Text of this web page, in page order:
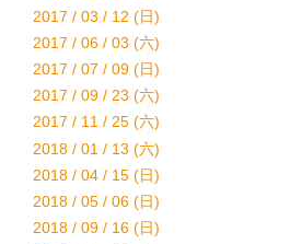
2017 / 03 / 12 (日)
2017 / 06 / 03 (六)
2017 / 07 / 09 (日)
2017 / 09 / 23 (六)
2017 / 11 / 25 (六)
2018 / 01 / 13 (六)
2018 / 04 / 15 (日)
2018 / 05 / 06 (日)
2018 / 09 / 16 (日)